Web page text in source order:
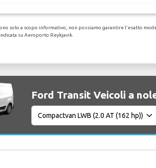
solo a scopo informativo, non possiamo garantire l'esatto
su Aeroporto Reykjavik.
Ford Transit Veicoli a